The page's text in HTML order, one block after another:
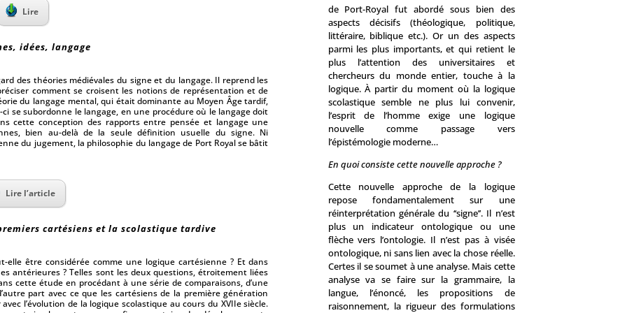
Lire
idées, langage
des théories médiévales du signe et du langage. Il reprend les
comment se croisent les notions de représentation et de
du langage mental, qui était dominante au Moyen Âge tardif,
se subordonne le langage, en une procédure où le langage doit
cette conception des rapports entre pensée et langage une
bien au-delà de la seule définition usuelle du signe. Ni
du jugement, la philosophie du langage de Port Royal se bâtit
Lire l’article
cartésiens et la scolastique tardive
elle être considérée comme une logique cartésienne ? Et dans
antérieures ? Telles sont les deux questions, étroitement liées
cette étude en procédant à une série de comparaisons, d’une
part avec ce que les cartésiens de la première génération
l’évolution de la logique scolastique au cours du XVIIe siècle.
de Port-Royal fut abordé sous bien des
aspects décisifs (théologique, politique,
littéraire, biblique etc.). Or un des aspects
parmi les plus importants, et qui retient le
plus l’attention des universitaires et
chercheurs du monde entier, touche à la
logique. À partir du moment où la logique
scolastique semble ne plus lui convenir,
l’esprit de l’homme exige une logique
nouvelle comme passage vers
l’épistémologie moderne…
En quoi consiste cette nouvelle approche ?
Cette nouvelle approche de la logique
repose fondamentalement sur une
réinterprétation générale du ‘‘signe’’. Il n’est
plus un indicateur ontologique ou une
flèche vers l’ontologie. Il n’est pas à visée
ontologique, ni sans lien avec la chose réelle.
Certes il se soumet à une analyse. Mais cette
analyse va se faire sur la grammaire, la
langue, l’énoncé, les propositions de
raisonnement, la rigueur des formulations